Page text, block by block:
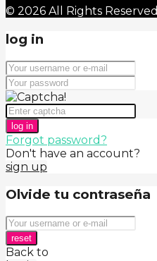
© 2026 All Rights Reserved
log in
log in
Forgot password?
Don't have an account?
sign up
Olvide tu contraseña
reset
Back to